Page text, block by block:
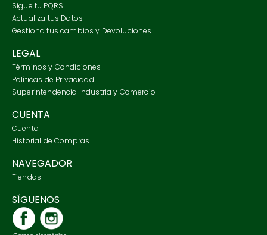
Sigue tu PQRS
Actualiza tus Datos
Gestiona tus cambios y Devoluciones
LEGAL
Términos y Condiciones
Políticas de Privacidad
Superintendencia Industria y Comercio
CUENTA
Cuenta
Historial de Compras
NAVEGADOR
Tiendas
SÍGUENOS